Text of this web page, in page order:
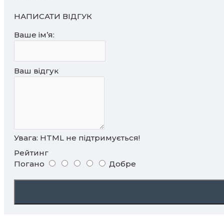
НАПИСАТИ ВІДГУК
Ваше ім’я:
Ваш відгук
Увага: HTML не підтримується!
Рейтинг
Погано
Добре